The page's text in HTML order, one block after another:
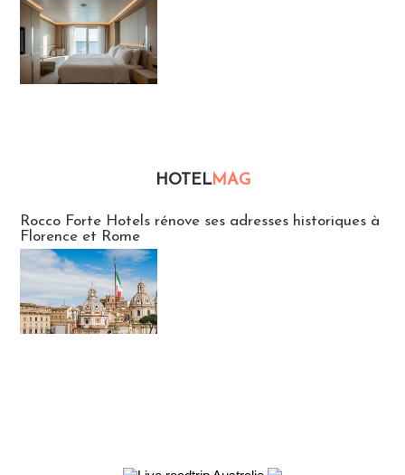
HOTELMAG
Rocco Forte Hotels rénove ses adresses historiques à
Florence et Rome